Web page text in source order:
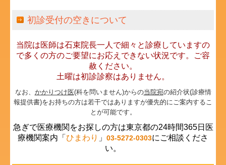
初診受付の空きについて
当院は医師は石束院長一人で細々と診療していますの
で多くの方のご要望にお応えできない状況です。
ご容
赦ください。
土曜は初診診察はありません。
なお、 かかりつけ医(科を問いません)からの当院宛の紹介状(診療情
報提供書)をお持ちの方は若干ではありますが優先的にご案内するこ
とが可能です。
急ぎで医療機関をお探しの方は東京都の24時間365日医
療機関案内「 ひまわり 」 03-5272-0303にご相談くださ
い。